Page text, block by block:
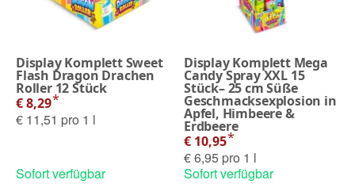
Display Komplett Sweet
Flash Dragon Drachen
Roller 12 Stück
€ 8,29*
€ 11,51 pro 1 l
Sofort verfügbar
Display Komplett Mega
Candy Spray XXL 15
Stück– 25 cm Süße
Geschmacksexplosion in
Apfel, Himbeere &
Erdbeere
€ 10,95*
€ 6,95 pro 1 l
Sofort verfügbar